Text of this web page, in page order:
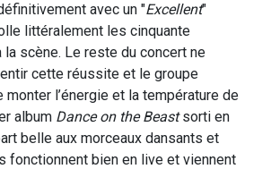
avec un "Excellent"
littéralement les cinquante
la scène. Le reste du concert ne
cette réussite et le groupe
monter l’énergie et la température de
album Dance on the Beastsorti en
belle aux morceaux dansants et
bien en live et viennent